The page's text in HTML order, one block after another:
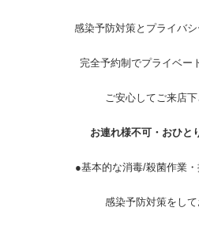
感染予防対策とプライバ
完全予約制でプライベー
ご安心してご来店下
お連れ様不可・おひと
●基本的な消毒/殺菌作業
感染予防対策をして